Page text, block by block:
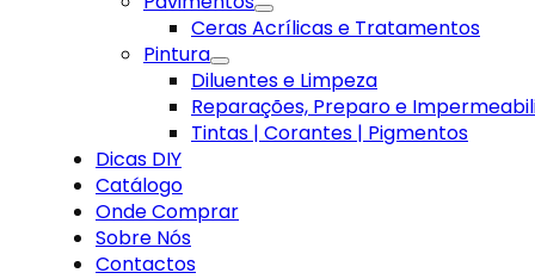
Ceras Acrílicas e Tratamentos
Pintura
Diluentes e Limpeza
Reparações, Preparo e
Tintas | Corantes | Pigmentos
Dicas DIY
Catálogo
Onde Comprar
Sobre Nós
Contactos